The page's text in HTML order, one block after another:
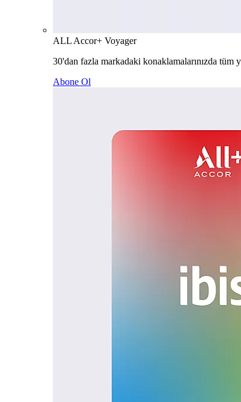
ALL Accor+ Voyager
30'dan fazla markadaki konaklamalarınızda tüm
Abone Ol